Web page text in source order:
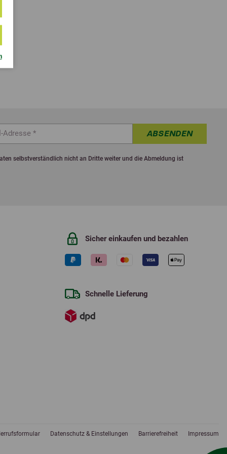
ABSENDEN
selbstverständlich nicht an Dritte weiter und die Abmeldung ist
Sicher einkaufen und bezahlen
Schnelle Lieferung
Datenschutz & Einstellungen Barrierefreiheit Impressum